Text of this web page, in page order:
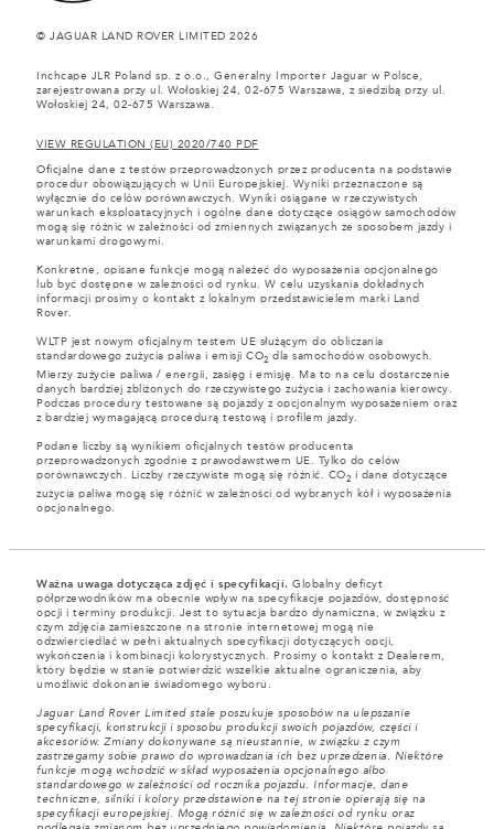
© JAGUAR LAND ROVER LIMITED 2026
Inchcape JLR Poland sp. z o.o., Generalny Importer Jaguar w Polsce,
zarejestrowana przy ul. Wołoskiej 24, 02-675 Warszawa, z siedzibą przy ul.
Wołoskiej 24, 02-675 Warszawa.
VIEW REGULATION (EU) 2020/740 PDF
Oficjalne dane z testów przeprowadzonych przez producenta na podstawie
procedur obowiązujących w Unii Europejskiej. Wyniki przeznaczone są
wyłącznie do celów porównawczych. Wyniki osiągane w rzeczywistych
warunkach eksploatacyjnych i ogólne dane dotyczące osiągów samochodów
mogą się różnic w zależności od zmiennych związanych ze sposobem jazdy i
warunkami drogowymi.
Konkretne, opisane funkcje mogą należeć do wyposażenia opcjonalnego
lub być dostępne w zależności od rynku. W celu uzyskania dokładnych
informacji prosimy o kontakt z lokalnym przedstawicielem marki Land
Rover.
WLTP jest nowym oficjalnym testem UE służącym do obliczania
standardowego zużycia paliwa i emisji CO2 dla samochodów osobowych.
Mierzy zużycie paliwa / energii, zasięg i emisję. Ma to na celu dostarczenie
danych bardziej zbliżonych do rzeczywistego zużycia i zachowania kierowcy.
Podczas procedury testowane są pojazdy z opcjonalnym wyposażeniem oraz
z bardziej wymagającą procedurą testową i profilem jazdy.
Podane liczby są wynikiem oficjalnych testów producenta
przeprowadzonych zgodnie z prawodawstwem UE. Tylko do celów
porównawczych. Liczby rzeczywiste mogą się różnić. CO2 i dane dotyczące
zużycia paliwa mogą się różnić w zależności od wybranych kół i wyposażenia
opcjonalnego.
Ważna uwaga dotycząca zdjęć i specyfikacji. Globalny deficyt
półprzewodników ma obecnie wpływ na specyfikacje pojazdów, dostępność
opcji i terminy produkcji. Jest to sytuacja bardzo dynamiczna, w związku z
czym zdjęcia zamieszczone na stronie internetowej mogą nie
odzwierciedlać w pełni aktualnych specyfikacji dotyczących opcji,
wykończenia i kombinacji kolorystycznych. Prosimy o kontakt z Dealerem,
który będzie w stanie potwierdzić wszelkie aktualne ograniczenia, aby
umożliwić dokonanie świadomego wyboru.
Jaguar Land Rover Limited stale poszukuje sposobów na ulepszanie
specyfikacji, konstrukcji i sposobu produkcji swoich pojazdów, części i
akcesoriów. Zmiany dokonywane są nieustannie, w związku z czym
zastrzegamy sobie prawo do wprowadzania ich bez uprzedzenia. Niektóre
funkcje mogą wchodzić w skład wyposażenia opcjonalnego albo
standardowego w zależności od rocznika pojazdu. Informacje, dane
techniczne, silniki i kolory przedstawione na tej stronie opierają się na
specyfikacji europejskiej. Mogą różnić się w zależności od rynku oraz